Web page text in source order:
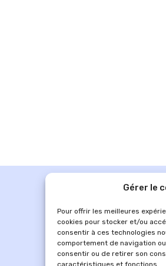
Gérer le
Pour offrir les meilleures
cookies pour stocker et/ou
consentir à ces technologies
comportement de navigation
consentir ou de retirer son
caractéristiques et fonctions.